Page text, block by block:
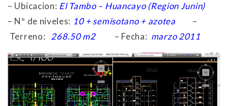
– Ubicacion: El Tambo – Huancayo (Region Junin)
– Nº de niveles: 10 + semisotano + azotea –
Terreno: 268.50 m2– Fecha: marzo 2011